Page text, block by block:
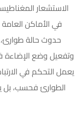
الاستشعار
في الأماكن
حدوث حالة
وتفعيل وضع الإضاءة
يعمل التحكم في
الطوارئ فحسب، بل